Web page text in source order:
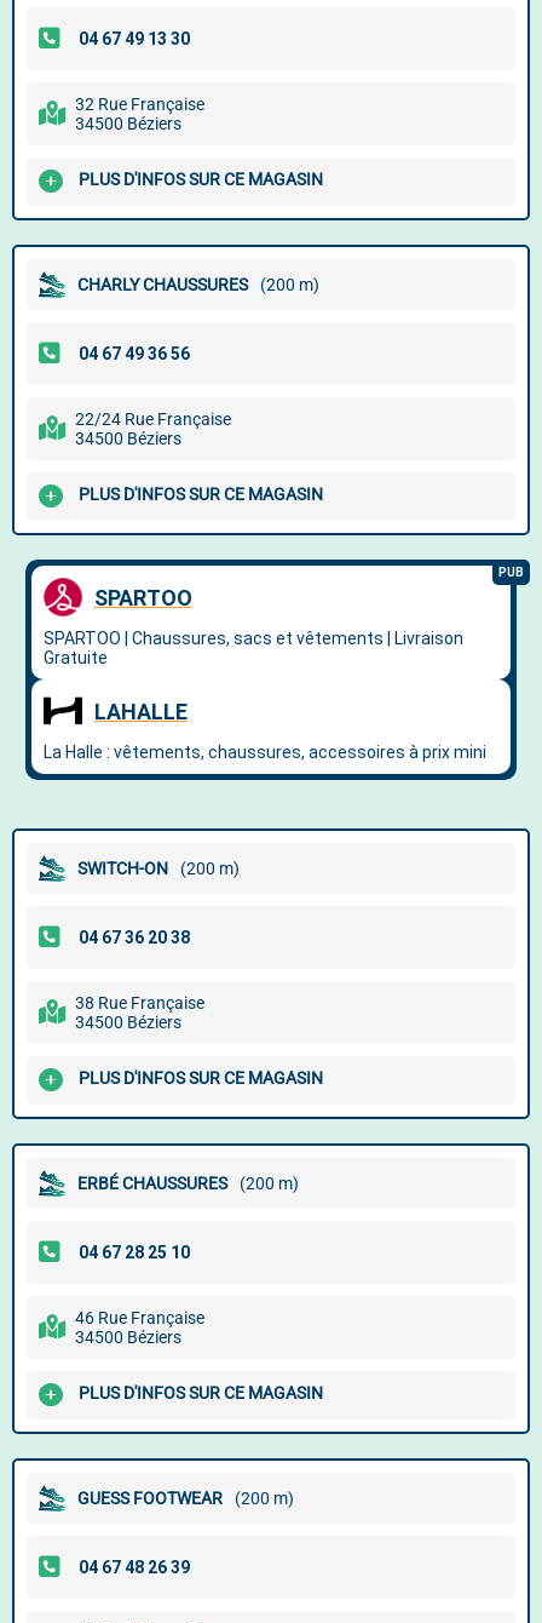
32 Rue Française
34500 Béziers
PLUS D'INFOS SUR CE MAGASIN
CHARLY CHAUSSURES (200 m)
22/24 Rue Française
34500 Béziers
PLUS D'INFOS SUR CE MAGASIN
SWITCH-ON (200 m)
38 Rue Française
34500 Béziers
PLUS D'INFOS SUR CE MAGASIN
ERBÉ CHAUSSURES (200 m)
46 Rue Française
34500 Béziers
PLUS D'INFOS SUR CE MAGASIN
GUESS FOOTWEAR (200 m)